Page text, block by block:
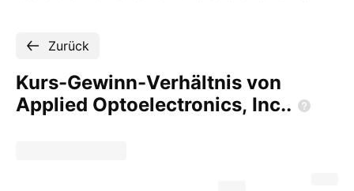
Zurück
Kurs-Gewinn-Verhältnis von
Applied Optoelectronics, Inc..